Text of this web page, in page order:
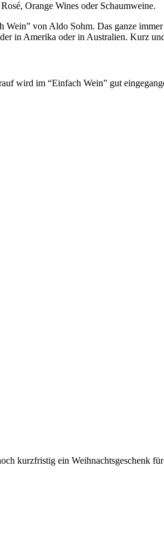
Orange Wines oder Schaumweine.
von Aldo Sohm. Das ganze
in Amerika oder in Australien. Kurz
wird im “Einfach Wein” gut
kurzfristig ein Weihnachtsgeschenk